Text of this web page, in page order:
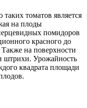
томатов является
на плоды
помидоров
красного до
на поверхности
штрихи. Урожайность
квадрата площади